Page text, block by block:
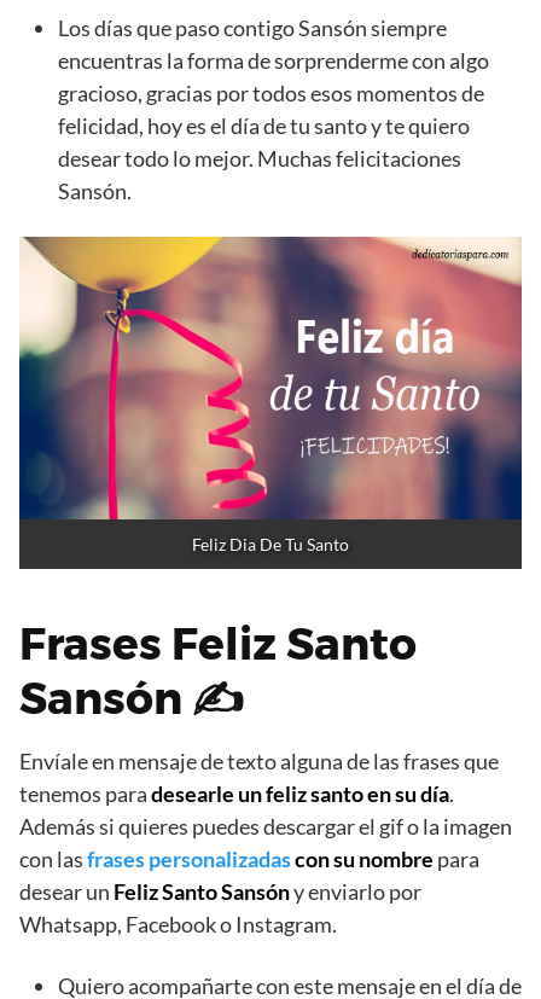
Los días que paso contigo Sansón siempre
encuentras la forma de sorprenderme con algo
gracioso, gracias por todos esos momentos de
felicidad, hoy es el día de tu santo y te quiero
desear todo lo mejor. Muchas felicitaciones
Sansón.
Feliz Dia De Tu Santo
Frases Feliz Santo
Sansón ✍
Envíale en mensaje de texto alguna de las frases que
tenemos paradesearle un feliz santo en su día.
Además si quieres puedes descargar el gif o la imagen
con lasfrases personalizadascon su nombre para
desear un Feliz Santo Sansóny enviarlo por
Whatsapp, Facebook o Instagram.
Quiero acompañarte con este mensaje en el día de